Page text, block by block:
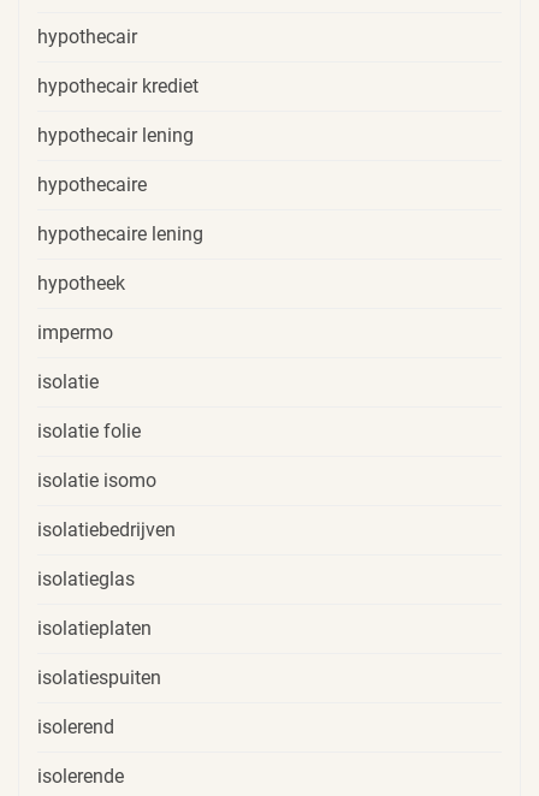
hypothecair
hypothecair krediet
hypothecair lening
hypothecaire
hypothecaire lening
hypotheek
impermo
isolatie
isolatie folie
isolatie isomo
isolatiebedrijven
isolatieglas
isolatieplaten
isolatiespuiten
isolerend
isolerende